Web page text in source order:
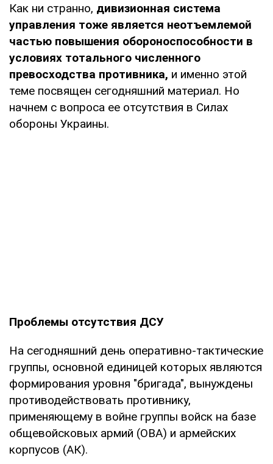
Как ни странно, дивизионная система
управления тоже является неотъемлемой
частью повышения обороноспособности в
условиях тотального численного
превосходства противника, и именно этой
теме посвящен сегодняшний материал. Но
начнем с вопроса ее отсутствия в Силах
обороны Украины.
Проблемы отсутствия ДСУ
На сегодняшний день оперативно-тактические
группы, основной единицей которых являются
формирования уровня "бригада", вынуждены
противодействовать противнику,
применяющему в войне группы войск на базе
общевойсковых армий (ОВА) и армейских
корпусов (АК).